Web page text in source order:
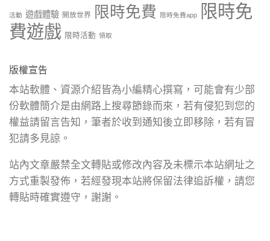
活動 遊戲體驗 開放世界 限時免費 限時免費app
限時免
費遊戲 限時活動 領取
版權宣告
本站軟體、資源介紹皆為小編精心撰寫，可能會有少部
份軟體簡介是由網路上搜尋節錄而來，若有侵犯到您的
權益請留言告知，筆者於收到通知後立即移除，若有冒
犯請多見諒。
站內文章嚴禁全文轉貼或修改內容及未標示本站網址之
方式重製發佈，若經發現本站將保留法律追訴權，請您
轉貼時確實遵守，謝謝。